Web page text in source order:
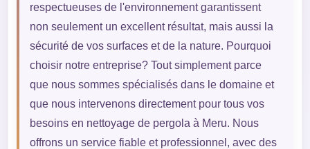
respectueuses de l'environnement garantissent
non seulement un excellent résultat, mais aussi la
sécurité de vos surfaces et de la nature. Pourquoi
choisir notre entreprise? Tout simplement parce
que nous sommes spécialisés dans le domaine et
que nous intervenons directement pour tous vos
besoins en nettoyage de pergola à Meru. Nous
offrons un service fiable et professionnel, avec des